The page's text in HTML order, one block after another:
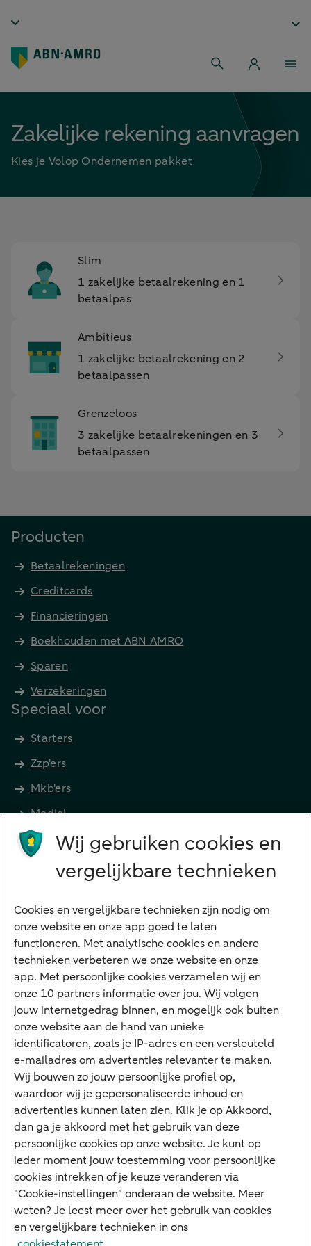
Zakelijke rekening aanvragen
Kies je Volop Ondernemen pakket
Slim
1 zakelijke betaalrekening en 1
betaalpas
Ambitieus
1 zakelijke betaalrekening en 2
betaalpassen
Grenzeloos
3 zakelijke betaalrekeningen en 3
betaalpassen
Producten
Betaalrekeningen
Creditcards
Financieringen
Boekhouden met ABN AMRO
Sparen
Verzekeringen
Speciaal voor
Starters
Zzp'ers
Mkb'ers
Medici
Advocaten en notarissen
Diensten
VraagHugo
Corporate Finance
Tikkie zakelijk
Cyber Veilig & Zeker
Private Banking
Interessant
Sectoren & trends
Ondernemersverhalen
Valutacentrum
Alles over PSD2
Business Community
Over ABN AMRO
Wij gebruiken cookies en
vergelijkbare technieken
Cookies en vergelijkbare technieken zijn nodig om
onze website en onze app goed te laten
functioneren. Met analytische cookies en andere
technieken verbeteren we onze website en onze
app. Met persoonlijke cookies verzamelen wij en
onze 10 partners informatie over jou. Wij volgen
jouw internetgedrag binnen, en mogelijk ook buiten
onze website aan de hand van unieke
identificatoren, zoals je IP-adres en een versleuteld
e-mailadres om advertenties relevanter te maken.
Wij bouwen zo jouw persoonlijke profiel op,
waardoor wij je gepersonaliseerde inhoud en
advertenties kunnen laten zien. Klik je op Akkoord,
dan ga je akkoord met het gebruik van deze
persoonlijke cookies op onze website. Je kunt op
ieder moment jouw toestemming voor persoonlijke
cookies intrekken of je keuze veranderen via
"Cookie-instellingen" onderaan de website. Meer
weten? Je leest meer over het gebruik van cookies
en vergelijkbare technieken in ons